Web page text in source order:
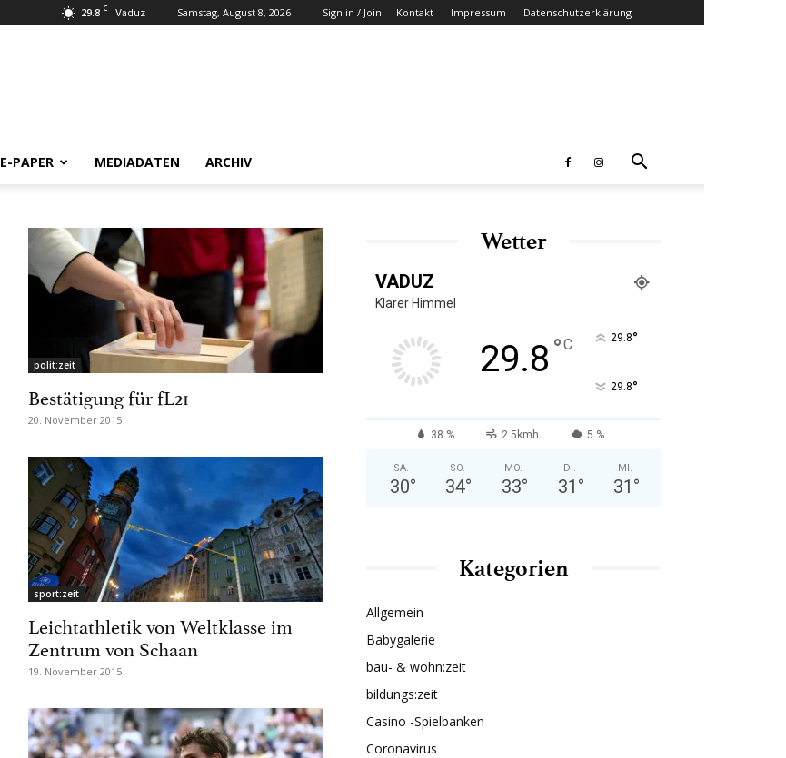
29.8 C Vaduz Samstag, August 8, 2026 Sign in / Join Kontakt Impressum Datenschutzerklärung
E-PAPER MEDIADATEN ARCHIV
polit:zeit
Bestätigung für fL21
20. November 2015
sport:zeit
Leichtathletik von Weltklasse im
Zentrum von Schaan
19. November 2015
Wetter
VADUZ
Klarer Himmel
29.8 °C 29.8°
29.8°
38 % 2.5kmh 5 %
SA.
30°
SO.
34°
MO.
33°
DI.
31 °
MI.
31 °
Kategorien
Allgemein
Babygalerie
bau- & wohn:zeit
bildungs:zeit
Casino -Spielbanken
Coronavirus